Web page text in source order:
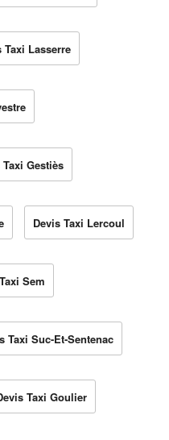
Taxi Lasserre
Taxi Gestiès
Devis Taxi Lercoul
Sem
Taxi Suc-Et-Sentenac
Taxi Goulier